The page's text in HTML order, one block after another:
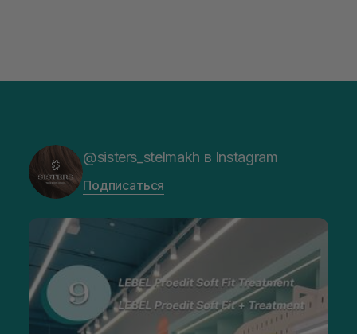
@sisters_stelmakh в Instagram
Подписаться